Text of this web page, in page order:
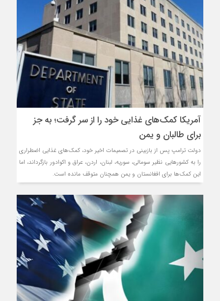
آمریکا کمک‌های غذایی خود را از سر گرفت؛ به جز
برای طالبان و یمن
دولت ترامپ پس از بازبینی در تصمیمات اخیر خود، کمک‌های غذایی اضطراری
را به کشورهایی نظیر سومالی، سوریه، لبنان، اردن، عراق و اکوادور بازگرداند، اما
این کمک‌ها برای افغانستان و یمن همچنان متوقف مانده است.